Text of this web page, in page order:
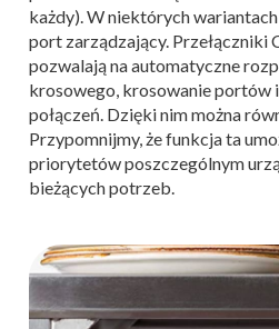
każdy). W niektórych
port zarządzający. Przełączniki
pozwalają na automatyczne
krosowego, krosowanie portów
połączeń. Dzięki nim można
Przypomnijmy, że funkcja ta
priorytetów poszczególnym
bieżących potrzeb.